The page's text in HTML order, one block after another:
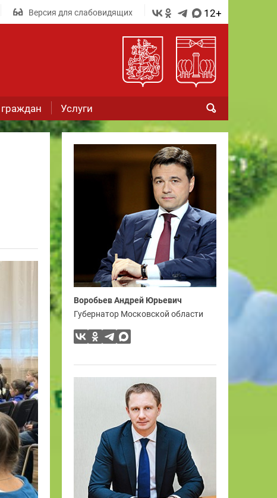
Версия для слабовидящих 12+
Услуги
Воробьев Андрей Юрьевич
Губернатор Московской области